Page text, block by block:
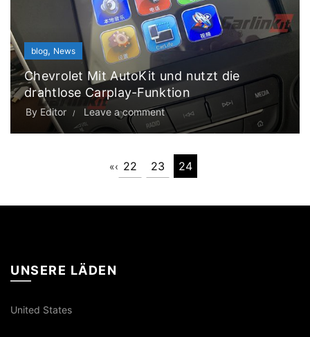
blog, News
Chevrolet Mit AutoKit und nutzt die
drahtlose Carplay-Funktion
By Editor Leave a comment
«‹ 22 23 24
UNSERE LÄDEN
United States